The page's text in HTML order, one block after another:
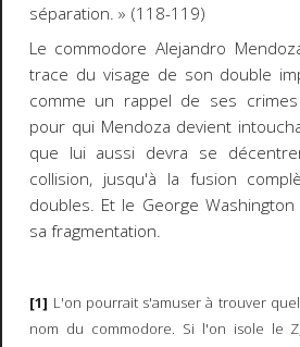
séparation. » (118-119)
Le commodore Alejandro
trace du visage de son double
comme un rappel de ses
pour qui Mendoza devient
que lui aussi devra se
collision, jusqu'à la fusion
doubles. Et le George
sa fragmentation.
[1] L'on pourrait s'amuser à trouver
nom du commodore. Si l'on isole le